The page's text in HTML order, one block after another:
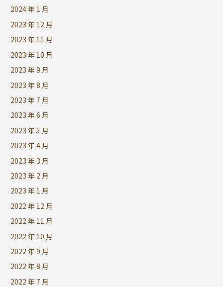
2024 年 1 月
2023 年 12 月
2023 年 11 月
2023 年 10 月
2023 年 9 月
2023 年 8 月
2023 年 7 月
2023 年 6 月
2023 年 5 月
2023 年 4 月
2023 年 3 月
2023 年 2 月
2023 年 1 月
2022 年 12 月
2022 年 11 月
2022 年 10 月
2022 年 9 月
2022 年 8 月
2022 年 7 月